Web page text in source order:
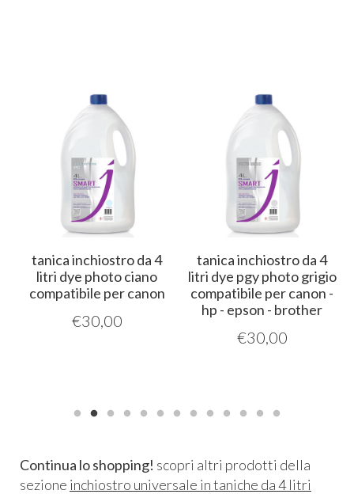
tanica inchiostro da 4
litri dye photo ciano
compatibile per canon
€30,00
tanica inchiostro da 4
litri dye pgy photo grigio
compatibile per canon -
hp - epson - brother
€30,00
Continua lo shopping! scopri altri prodotti della
sezione inchiostro universale in taniche da 4 litri